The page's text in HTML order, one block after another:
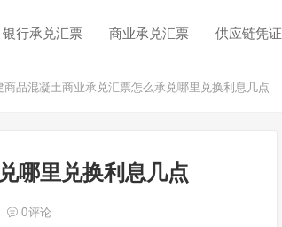
银行承兑汇票 商业承兑汇票 供应链凭证
商品混凝土商业承兑汇票怎么承兑哪里兑换利息几点
哪里兑换利息几点
0评论